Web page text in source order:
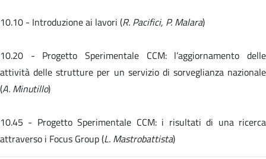
10.10 - Introduzione ai lavori (R. Pacifici, P. Malara)
10.20 - Progetto Sperimentale CCM: l’aggiornamento delle
attività delle strutture per un servizio di sorveglianza nazionale
(A. Minutillo)
10.45 - Progetto Sperimentale CCM: i risultati di una ricerca
attraverso i Focus Group (L. Mastrobattista)